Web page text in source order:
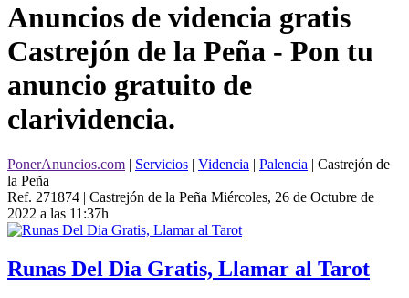
Anuncios de videncia gratis
Castrejón de la Peña - Pon tu
anuncio gratuito de
clarividencia.
PonerAnuncios.com | Servicios | Videncia | Palencia | Castrejón de
la Peña
Ref. 271874 | Castrejón de la Peña Miércoles, 26 de Octubre de
2022 a las 11:37h
Runas Del Dia Gratis, Llamar al Tarot